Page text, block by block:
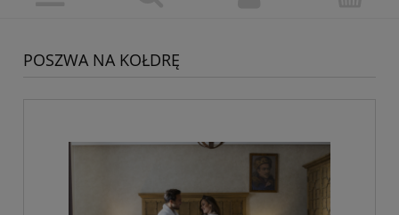
POSZWA NA KOŁDRĘ